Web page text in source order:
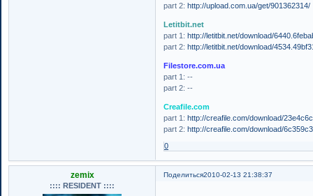
part 2:http://upload.com.ua/get/901362314/
Letitbit.net
part 1:http://letitbit.net/download/
part 2:http://letitbit.net/download/
Filestore.com.ua
part 1: --
part 2: --
Creafile.com
part 1:http://creafile.com/download/
part 2:http://creafile.com/download/
0
Поделиться2010-02-13 21:38:37
zemix
:::: RESIDENT ::::